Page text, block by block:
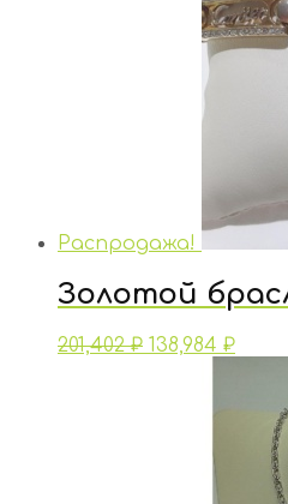
Распродажа!
Золотой
201,402₽ 138,984 ₽